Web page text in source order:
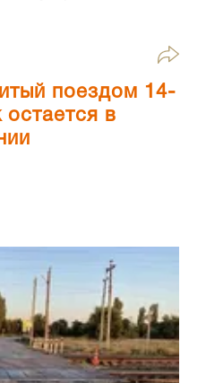
поездом 14-
остается в